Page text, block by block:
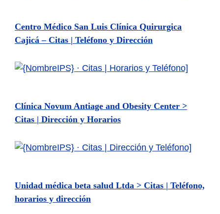
Centro Médico San Luis Clínica Quirurgica
Cajicá – Citas | Teléfono y Dirección
Clínica Novum Antiage and Obesity Center >
Citas | Dirección y Horarios
Unidad médica beta salud Ltda > Citas | Teléfono,
horarios y dirección